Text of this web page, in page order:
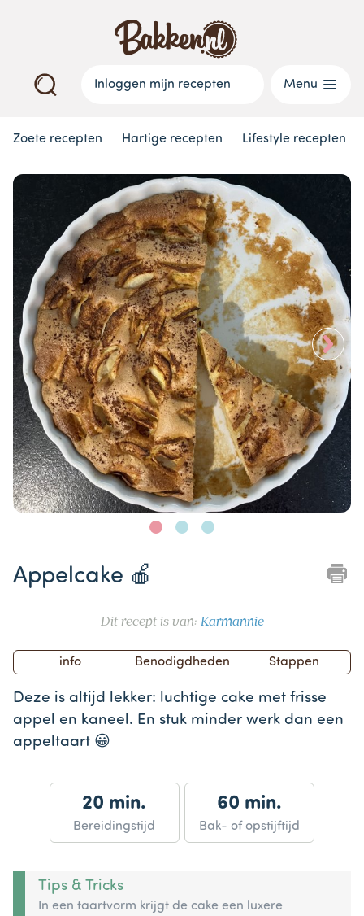
Inloggen mijn recepten Menu
Zoete recepten Hartige recepten Lifestyle recepten
Appelcake 🍎
Dit recept is van: Karmannie
of
info Benodigdheden Stappen
Deze is altijd lekker: luchtige cake met frisse
appel en kaneel. En stuk minder werk dan een
appeltaart 😀
20 min.
Bereidingstijd
60 min.
Bak- of opstijftijd
Tips & Tricks
In een taartvorm krijgt de cake een luxere